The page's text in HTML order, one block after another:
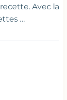
Avec la
…